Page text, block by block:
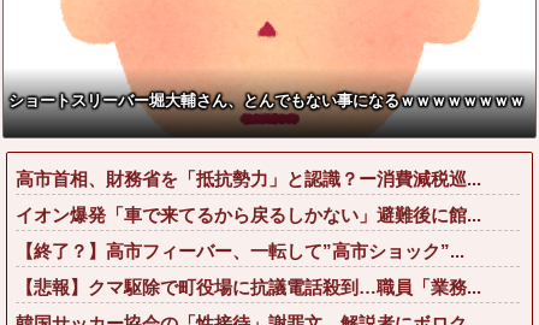
wwwwwwww
テルと思われる
場所から記者会
見に参加してし
まった結果w w
w w w w w w
ショートスリーバー堀大輔さん、とんでもない事になるｗｗｗｗｗｗｗｗ
高市首相、財務省を「抵抗勢力」と認識？ー消費減税巡...
イオン爆発「車で来てるから戻るしかない」避難後に館...
【終了？】高市フィーバー、一転して”高市ショック”...
【悲報】クマ駆除で町役場に抗議電話殺到…職員「業務...